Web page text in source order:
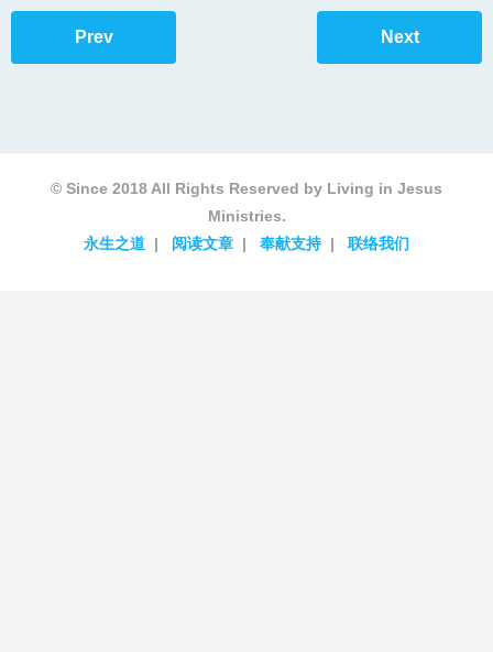
Prev Next
© Since 2018 All Rights Reserved by Living in Jesus
Ministries.
永生之道
阅读文章 奉献支持 联络我们